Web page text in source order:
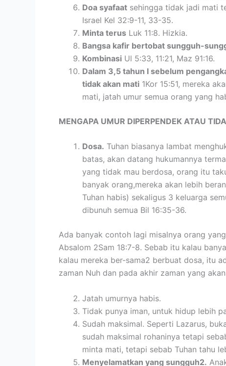
Doa syafaat sehingga tidak jadi mati
Israel Kel 32:9-11, 33-35.
Minta terus Luk 11:8. Hizkia.
Bangsa kafir bertobat sungguh-
Kombinasi Ul 5:33, 11:21, Maz 91:16.
Dalam 3,5 tahun I sebelum
tidak akan mati 1Kor 15:51, mereka
mati, jatah umur semua orang yang
MENGAPA UMUR DIPERPENDEK ATAU
Dosa. Tuhan biasanya lambat
batas, akan datang hukumannya
yang tidak mau berdosa, orang itu
banyak orang,mereka akan lebih
Tuhan habis) sekaligus 3 keluarga
dibunuh semua Bil 16:35-36.
Ada banyak contoh lagi misalnya orang
Absalom 2Sam 18:7-8. Sebab itu kalau
kalau mereka ber-sama2 berbuat dosa, itu
zaman Nuh dan pada akhir zaman yang
Jatah umurnya habis.
Tidak punya iman, untuk hidup lebih
Sudah maksimal. Seperti Lazarus,
sudah maksimal rohaninya tetapi
minta mati, tetapi sebab Tuhan tahu
Menyelamatkan yang sungguh2.